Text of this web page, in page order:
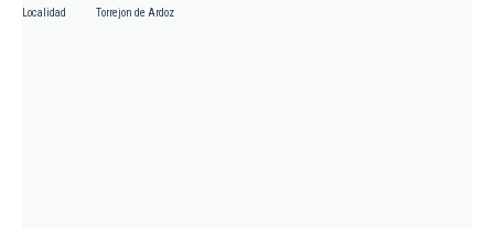
Localidad Torrejon de Ardoz